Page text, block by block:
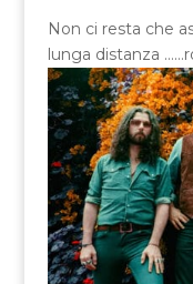
Non ci resta che
lunga distanza